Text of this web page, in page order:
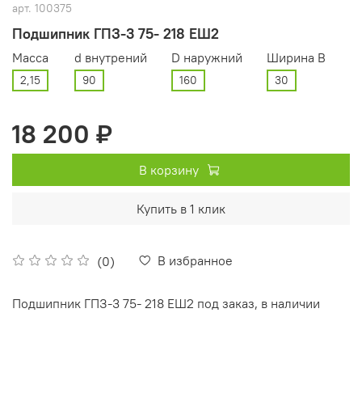
арт. 100375
Подшипник ГПЗ-3 75- 218 ЕШ2
(0) В избранное
Масса
2,15
d внутрений
90
D наружний
160
Ширина В
30
18 200 ₽
В корзину
Купить в 1 клик
Подшипник ГПЗ-3 75- 218 ЕШ2 под заказ, в наличии